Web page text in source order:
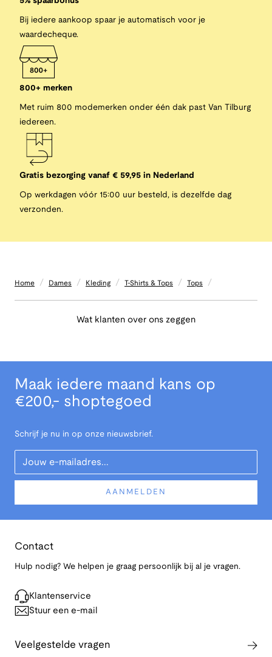
Bij iedere aankoop spaar je automatisch voor je
waardecheque.
800+ merken
Met ruim 800 modemerken onder één dak past Van Tilburg
iedereen.
Gratis bezorging vanaf € 59,95 in Nederland
Op werkdagen vóór 15:00 uur besteld, is dezelfde dag
verzonden.
Home / Dames / Kleding / T-Shirts & Tops / Tops /
Wat klanten over ons zeggen
Maak iedere maand kans op
€200,- shoptegoed
Schrijf je nu in op onze nieuwsbrief.
Your Email
AANMELDEN
Contact
Hulp nodig? We helpen je graag persoonlijk bij al je vragen.
Klantenservice
Stuur een e-mail
Veelgestelde vragen